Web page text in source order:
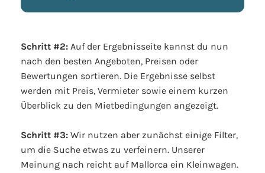
Schritt #2: Auf der Ergebnisseite kannst du nun
nach den besten Angeboten, Preisen oder
Bewertungen sortieren. Die Ergebnisse selbst
werden mit Preis, Vermieter sowie einem kurzen
Überblick zu den Mietbedingungen angezeigt.
Schritt #3: Wir nutzen aber zunächst einige Filter,
um die Suche etwas zu verfeinern. Unserer
Meinung nach reicht auf Mallorca ein Kleinwagen.